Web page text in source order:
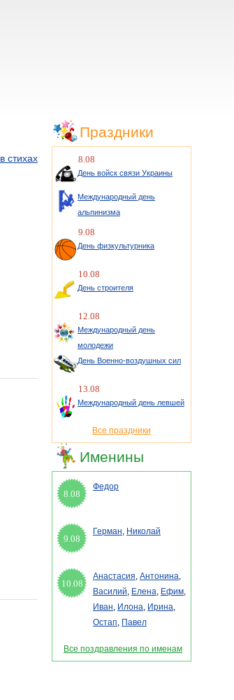
в стихах
Праздники
8.08
День войск связи Украины
Международный день
альпинизма
9.08
День физкультурника
10.08
День строителя
12.08
Международный день
молодежи
День Военно-воздушных сил
13.08
Международный день левшей
Все праздники
Именины
8.08
Федор
9.08
Герман, Николай
10.08
Анастасия, Антонина,
Василий, Елена, Ефим,
Иван, Илона, Ирина,
Остап, Павел
Все поздравления по именам